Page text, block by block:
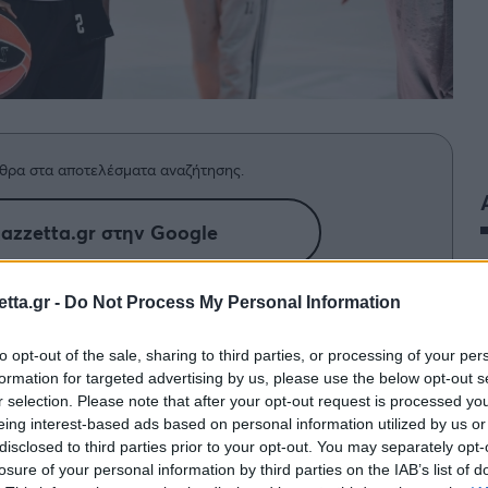
- Do Not Process My Personal Information
opt-out of the sale, sharing to third parties, or processing of your
for targeted advertising by us, please use the below opt-out
selection. Please note that after your opt-out request is processed
interest-based ads based on personal information utilized by us
to third parties prior to your opt-out. You may separately
of your personal information by third parties on the IAB’s list of
στα αποτελέσματα αναζήτησης.
στην Google
την 31η αγωνιστική με τους
το 2/2 στη Γαλλία και τους
στο comeback του Ματίας